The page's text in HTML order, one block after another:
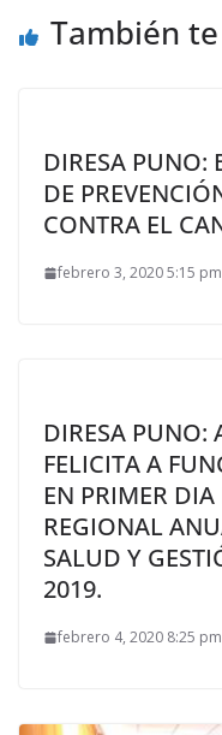
También
DIRESA PUNO:
DE
CONTRA EL
febrero 3, 2020 5:15 pm
DIRESA PUNO:
FELICITA A
EN PRIMER
REGIONAL
SALUD Y
2019.
febrero 4, 2020 8:25 pm